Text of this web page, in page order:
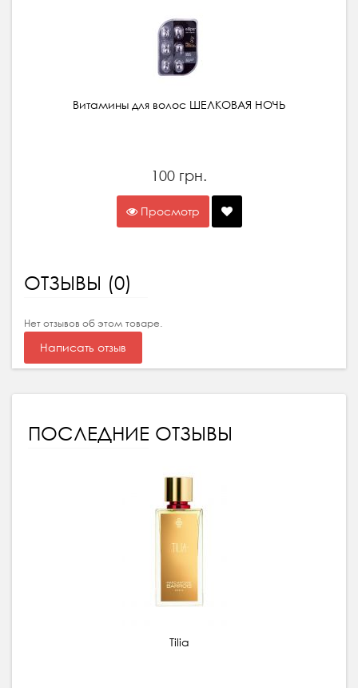
Витамины для волос ШЕЛКОВАЯ НОЧЬ
100 грн.
Просмотр
ОТЗЫВЫ (0)
Нет отзывов об этом товаре.
Написать отзыв
ПОСЛЕДНИЕ ОТЗЫВЫ
Tilia